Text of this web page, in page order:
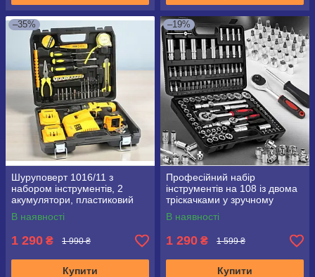
–35%
Шуруповерт 1016/11 з
набором інструментів, 2
акумулятори, пластиковий
кейс
В наявності
1 290 ₴ 1 990 ₴
Купити
–19%
Професійний набір
інструментів на 108 із двома
тріскачками у зручному
пластиковому кейсі
В наявності
1 290 ₴ 1 599 ₴
Купити